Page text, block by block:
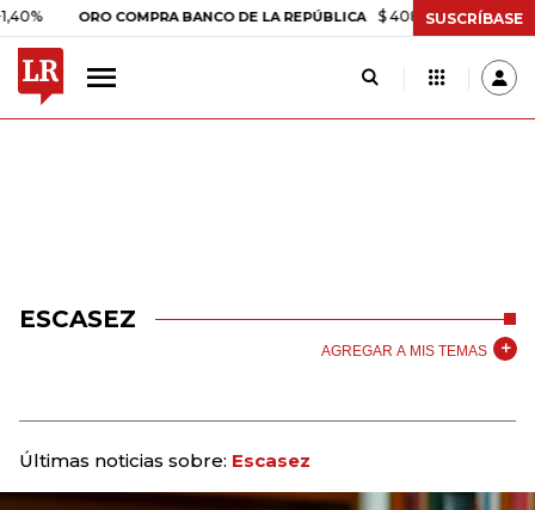
ORO COMPRA BANCO DE LA REPÚBLICA $ 408.498,97 +$
SUSCRÍBASE
ESCASEZ
AGREGAR A MIS TEMAS
Últimas noticias sobre: Escasez